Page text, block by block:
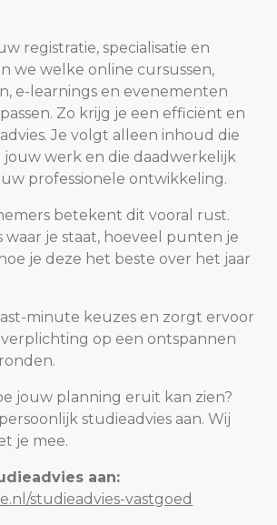
registratie, specialisatie en
we welke online cursussen,
e-learnings en evenementen
Zo krijg je een efficiënt en
Je volgt alleen inhoud die
jouw werk en die daadwerkelijk
professionele ontwikkeling.
betekent dit vooral rust.
waar je staat, hoeveel punten je
je deze het beste over het jaar
minute keuzes en zorgt ervoor
op een ontspannen
jouw planning eruit kan zien?
studieadvies aan. Wij
je mee.
aan:
studieadvies-vastgoed